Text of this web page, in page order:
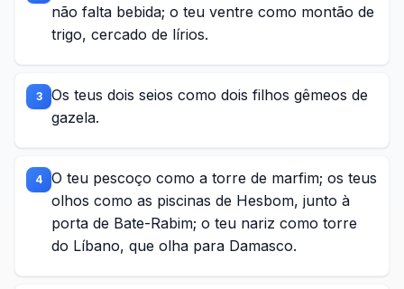
não falta bebida; o teu ventre como montão de
trigo, cercado de lírios.
3
Os teus dois seios como dois filhos gêmeos de
gazela.
4
O teu pescoço como a torre de marfim; os teus
olhos como as piscinas de Hesbom, junto à
porta de Bate-Rabim; o teu nariz como torre
do Líbano, que olha para Damasco.